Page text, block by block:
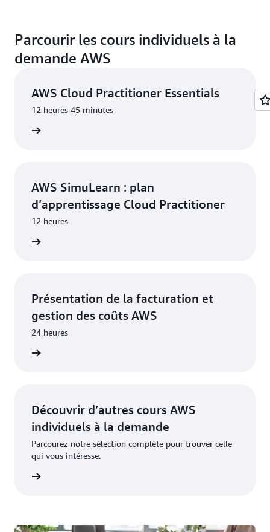
Parcourir les cours individuels à la
demande AWS
AWS Cloud Practitioner Essentials
12 heures 45 minutes
AWS SimuLearn : plan
d’apprentissage Cloud Practitioner
12 heures
Présentation de la facturation et
gestion des coûts AWS
24 heures
Découvrir d’autres cours AWS
individuels à la demande
Parcourez notre sélection complète pour trouver celle
qui vous intéresse.